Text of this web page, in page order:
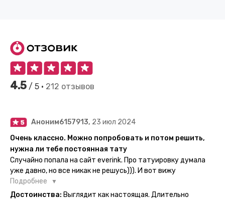
4.5 / 5 • 212 отзывов
Аноним6157913, 23 июл 2024
Очень классно. Можно попробовать и потом решить,
нужна ли тебе постоянная тату
Случайно попала на сайт everink. Про татуировку думала
уже давно, но все никак не решусь))). И вот вижу
великолепный каталог everink. Тату на любой вкус.
Заказала и не пожалела. Супер. Выглядит как настоящая.
Подробнее
Достоинства: Выглядит как настоящая. Длительно